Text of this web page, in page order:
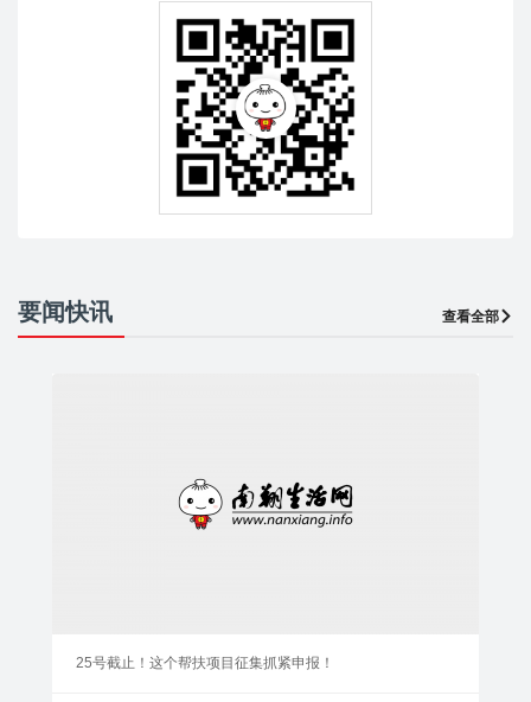
要闻快讯 查看全部
25号截止！这个帮扶项目征集抓紧申报！